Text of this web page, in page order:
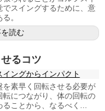
でスイングするために、意
。
読む
るコツ
イングからインパクト
素早く回転させる必要が
につながり、体の回転の
ることから、なるべく...